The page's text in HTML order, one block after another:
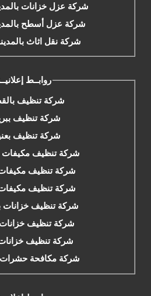
شركة عزل خزانات
شركة عزل أسطح
شركة نقل اثاث
روابــط
شركة تنظيف
شركة تنظيف
شركة تنظيف
شركة تنظيف مكيفات
شركة تنظيف مكيفات
شركة تنظيف مكيفات
شركة تنظيف خزانات
شركة تنظيف خزانات
شركة تنظيف خزانات
شركة مكافحة حشرات